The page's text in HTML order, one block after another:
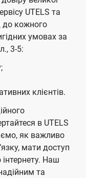
UTELS та
до кожного
умовах за
3-5:
клієнтів.
в UTELS
як важливо
мати доступ
Наш
та